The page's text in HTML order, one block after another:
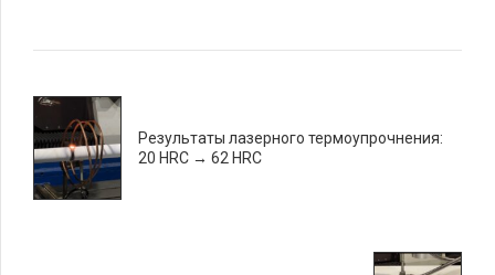
Результаты лазерного термоупрочнения:
20 HRC → 62 HRC